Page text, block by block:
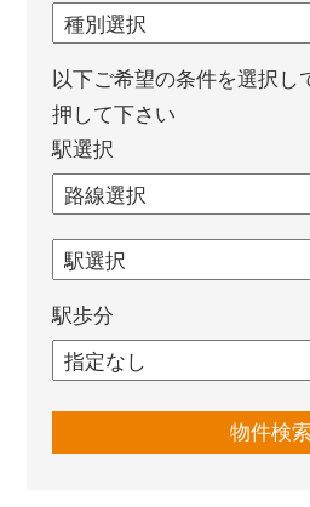
以下ご希望の条件を選択し
押して下さい
駅選択
駅歩分